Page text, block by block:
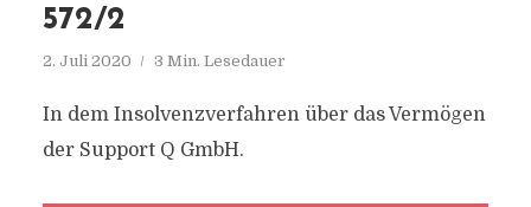
572/2
2. Juli 2020 3 Min. Lesedauer
In dem Insolvenzverfahren über das Vermögen
der Support Q GmbH.